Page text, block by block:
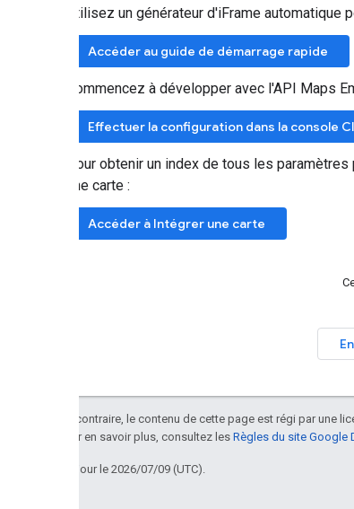
Utilisez un générateur d'iFrame automatique
Accéder au guide de démarrage rapide
Commencez à développer avec l'API Maps
Effectuer la configuration dans la console
Pour obtenir un index de tous les
une carte :
Accéder à Intégrer une carte
Sauf indication contraire, le contenu de cette page est régi par une
. Pour en savoir plus, consultez les Règles du site Google
Dernière mise à jour le 2026/07/09 (UTC).